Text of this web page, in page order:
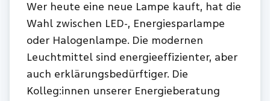
Wer heute eine neue Lampe kauft, hat die
Wahl zwischen LED-, Energiesparlampe
oder Halogenlampe. Die modernen
Leuchtmittel sind energieeffizienter, aber
auch erklärungsbedürftiger. Die
Kolleg:innen unserer Energieberatung